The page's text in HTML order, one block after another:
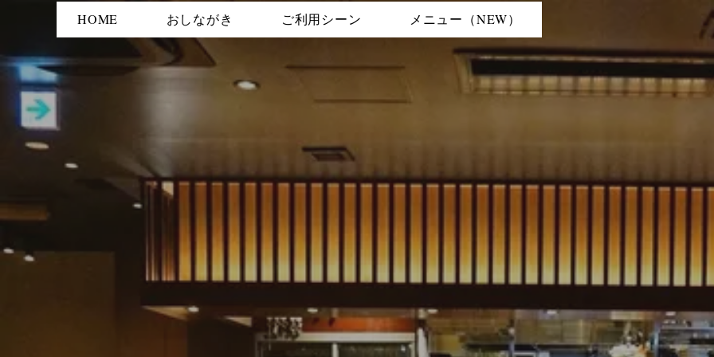
HOME おしながき ご利用シーン メニュー（NEW）